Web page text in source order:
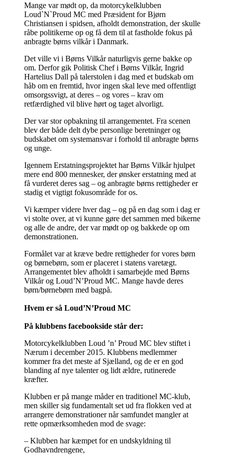
Mange var mødt op, da motorcykelklubben
Loud`N`Proud MC med Præsident for Bjørn
Christiansen i spidsen, afholdt demonstration, der skulle
råbe politikerne op og få dem til at fastholde fokus på
anbragte børns vilkår i Danmark.
Det ville vi i Børns Vilkår naturligvis gerne bakke op
om. Derfor gik Politisk Chef i Børns Vilkår, Ingrid
Hartelius Dall på talerstolen i dag med et budskab om
håb om en fremtid, hvor ingen skal leve med offentligt
omsorgssvigt, at deres – og vores – krav om
retfærdighed vil blive hørt og taget alvorligt.
Der var stor opbakning til arrangementet. Fra scenen
blev der både delt dybe personlige beretninger og
budskabet om systemansvar i forhold til anbragte børns
og unge.
Igennem Erstatningsprojektet har Børns Vilkår hjulpet
mere end 800 mennesker, der ønsker erstatning med at
få vurderet deres sag – og anbragte børns rettigheder er
stadig et vigtigt fokusområde for os.
Vi kæmper videre hver dag – og på en dag som i dag er
vi stolte over, at vi kunne gøre det sammen med bikerne
og alle de andre, der var mødt op og bakkede op om
demonstrationen.
Formålet var at kræve bedre rettigheder for vores børn
og børnebørn, som er placeret i statens varetægt.
Arrangementet blev afholdt i samarbejde med Børns
Vilkår og Loud’N’Proud MC. Mange havde deres
børn/børnebørn med bagpå.
Hvem er så Loud’N’Proud MC
På klubbens facebookside står der:
Motorcykelklubben Loud ’n’ Proud MC blev stiftet i
Nærum i december 2015. Klubbens medlemmer
kommer fra det meste af Sjælland, og de er en god
blanding af nye talenter og lidt ældre, rutinerede
kræfter.
Klubben er på mange måder en traditionel MC-klub,
men skiller sig fundamentalt set ud fra flokken ved at
arrangere demonstrationer når samfundet mangler at
rette opmærksomheden mod de svage:
– Klubben har kæmpet for en undskyldning til
Godhavndrengene,